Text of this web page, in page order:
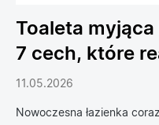
Toaleta
7 cech, które
podnoszą
codziennego
11.05.2026
Nowoczesna łazienka